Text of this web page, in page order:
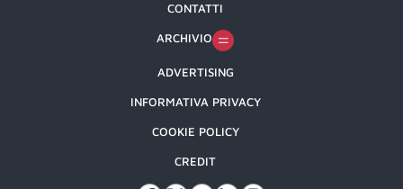
CONTATTI
ARCHIVIO
ADVERTISING
INFORMATIVA PRIVACY
COOKIE POLICY
CREDIT